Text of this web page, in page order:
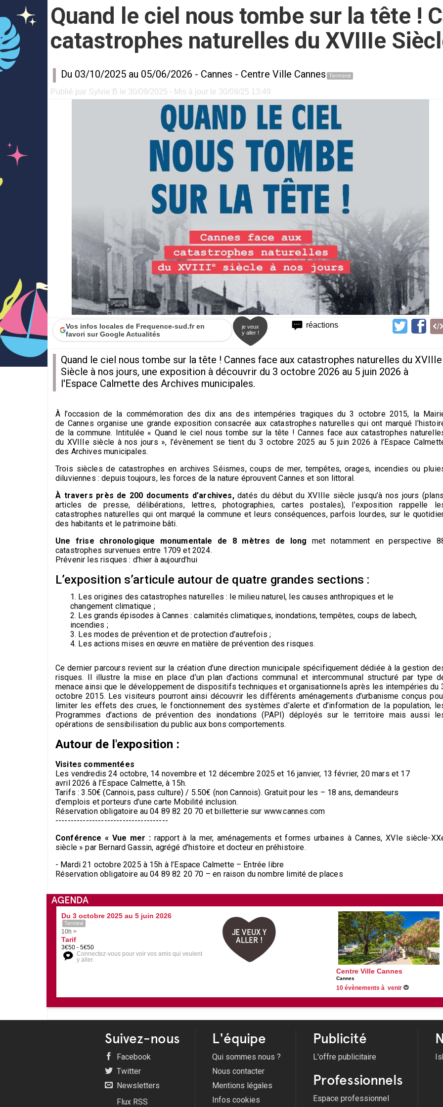
Quand le ciel nous tombe sur la tête !
catastrophes naturelles du XVIIIe
Du 03/10/2025 au 05/06/2026 - Cannes - Centre Ville Cannes Terminé
Publié par Sylvie B le 30/09/2025 - Mis à jour le 30/09/25 13:49
réactions
Vos infos locales de Frequence-sud.fr en
favori sur Google Actualités
je veux
y aller !
Quand le ciel nous tombe sur la tête ! Cannes face aux catastrophes naturelles du XVIIIe
Siècle à nos jours, une exposition à découvrir du 3 octobre 2026 au 5 juin 2026 à
l'Espace Calmette des Archives municipales.
À l’occasion de la commémoration des dix ans des intempéries tragiques du 3 octobre 2015, la
de Cannes organise une grande exposition consacrée aux catastrophes naturelles qui ont marqué
de la commune. Intitulée « Quand le ciel nous tombe sur la tête ! Cannes face aux catastrophes
du XVIIIe siècle à nos jours », l’évènement se tient du 3 octobre 2025 au 5 juin 2026 à l’Espace
des Archives municipales.
Trois siècles de catastrophes en archives Séismes, coups de mer, tempêtes, orages, incendies ou
diluviennes : depuis toujours, les forces de la nature éprouvent Cannes et son littoral.
À travers près de 200 documents d’archives,datés du début du XVIIIe siècle jusqu’à nos jours
articles de presse, délibérations, lettres, photographies, cartes postales), l’exposition rappelle
catastrophes naturelles qui ont marqué la commune et leurs conséquences, parfois lourdes, sur le
des habitants et le patrimoine bâti.
Une frise chronologique monumentale de 8 mètres de long met notamment en perspective
catastrophes survenues entre 1709 et 2024.
Prévenir les risques : d’hier à aujourd’hui
L’exposition s’articule autour de quatre grandes sections :
1. Les origines des catastrophes naturelles : le milieu naturel, les causes anthropiques et le
changement climatique ;
2. Les grands épisodes à Cannes : calamités climatiques, inondations, tempêtes, coups de labech,
incendies ;
3. Les modes de prévention et de protection d’autrefois ;
4. Les actions mises en œuvre en matière de prévention des risques.
Ce dernier parcours revient sur la création d’une direction municipale spécifiquement dédiée à la gestion
risques. Il illustre la mise en place d’un plan d’actions communal et intercommunal structuré par type
menace ainsi que le développement de dispositifs techniques et organisationnels après les intempéries du
octobre 2015. Les visiteurs pourront ainsi découvrir les différents aménagements d’urbanisme conçus
limiter les effets des crues, le fonctionnement des systèmes d’alerte et d’information de la population,
Programmes d’actions de prévention des inondations (PAPI) déployés sur le territoire mais aussi
opérations de sensibilisation du public aux bons comportements.
Autour de l'exposition :
Visites commentées
Les vendredis 24 octobre, 14 novembre et 12 décembre 2025 et 16 janvier, 13 février, 20 mars et 17
avril 2026 à l’Espace Calmette, à 15h.
Tarifs : 3.50€ (Cannois, pass culture) / 5.50€ (non Cannois). Gratuit pour les – 18 ans, demandeurs
d’emplois et porteurs d’une carte Mobilité inclusion.
Réservation obligatoire au 04 89 82 20 70 et billetterie sur www.cannes.com
-------------------------------------
Conférence « Vue mer : rapport à la mer, aménagements et formes urbaines à Cannes, XVIe siècle-
siècle » par Bernard Gassin, agrégé d’histoire et docteur en préhistoire.
- Mardi 21 octobre 2025 à 15h à l’Espace Calmette – Entrée libre
Réservation obligatoire au 04 89 82 20 70 – en raison du nombre limité de places
AGENDA
Du 3 octobre 2025 au 5 juin 2026
Terminé
10h >
Tarif
3€50 - 5€50
Connectez-vous pour voir vos amis qui veulent
y aller.
JE VEUX Y
ALLER !
Centre Ville Cannes
Cannes
10 évènements à venir
Les Jeudis
Suivez-nous
Facebook
Twitter
Newsletters
Flux RSS
L'équipe
Qui sommes nous ?
Nous contacter
Mentions légales
Infos cookies
Publicité
L'offre publicitaire
Professionnels
Espace professionnel